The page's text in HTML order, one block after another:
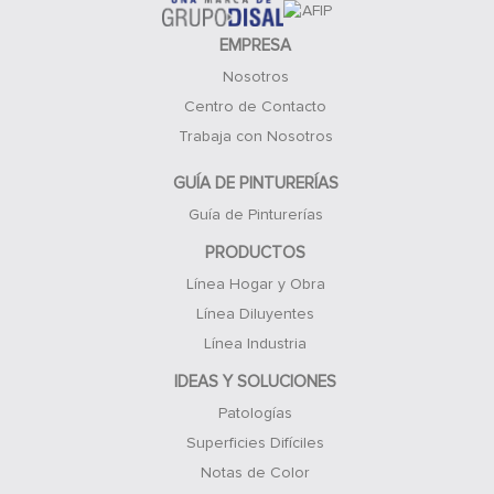
VITROSPRAY ESMALTE
MARTILLADO
EMPRESA
Nosotros
Centro de Contacto
Trabaja con Nosotros
GUÍA DE PINTURERÍAS
Guía de Pinturerías
PRODUCTOS
Línea Hogar y Obra
Línea Diluyentes
Línea Industria
IDEAS Y SOLUCIONES
Patologías
Superficies Difíciles
Notas de Color